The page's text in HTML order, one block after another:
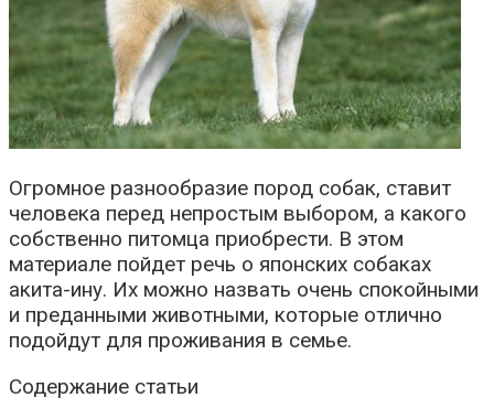
Огромное разнообразие пород собак, ставит
человека перед непростым выбором, а какого
собственно питомца приобрести. В этом
материале пойдет речь о японских собаках
акита-ину. Их можно назвать очень спокойными
и преданными животными, которые отлично
подойдут для проживания в семье.
Содержание статьи